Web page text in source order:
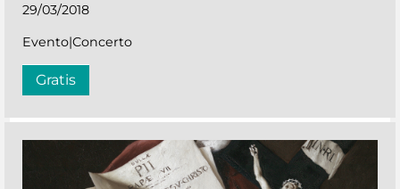
29/03/2018
Evento|Concerto
Gratis